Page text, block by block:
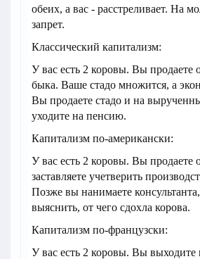
обеих, а вас - расстреливает. На
запрет.
Классический капитализм:
У вас есть 2 коровы. Вы продаете
быка. Ваше стадо множится, а
Вы продаете стадо и на
уходите на пенсию.
Капитализм по-американски:
У вас есть 2 коровы. Вы продаете
заставляете учетверить
Позже вы нанимаете
выяснить, от чего сдохла корова.
Капитализм по-французски:
У вас есть 2 коровы. Вы выходите